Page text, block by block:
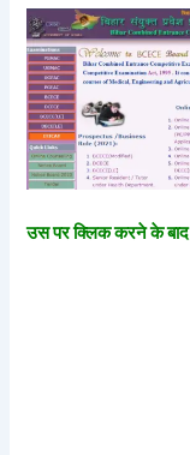
उस पर क्लिक करने के